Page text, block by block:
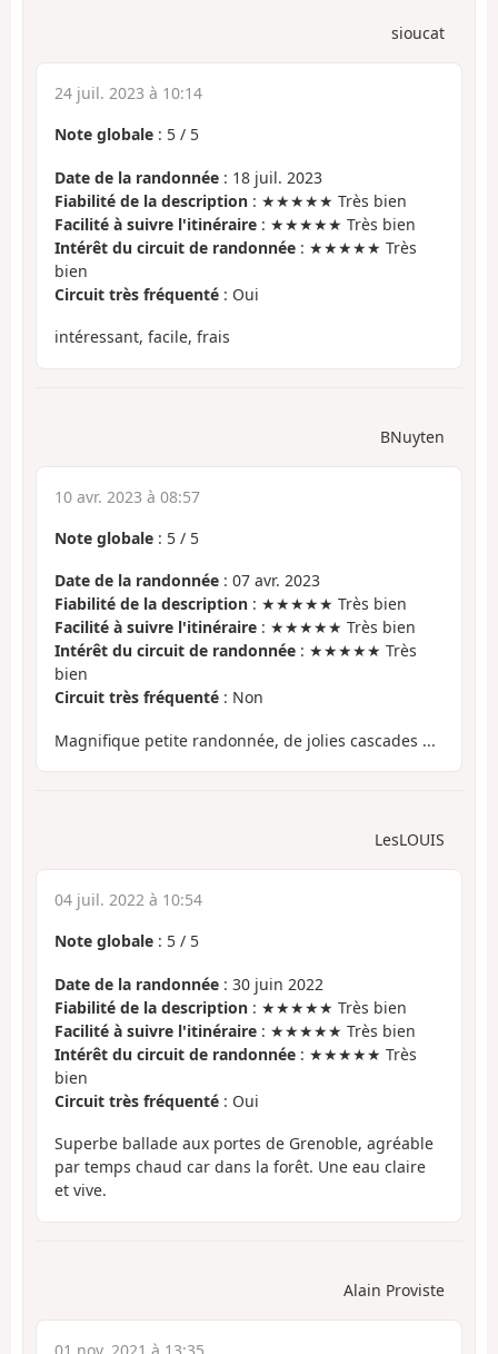
sioucat
24 juil. 2023 à 10:14
Note globale : 5 / 5
Date de la randonnée : 18 juil. 2023
Fiabilité de la description : ★★★★★ Très bien
Facilité à suivre l'itinéraire : ★★★★★ Très bien
Intérêt du circuit de randonnée : ★★★★★ Très
bien
Circuit très fréquenté : Oui
intéressant, facile, frais
BNuyten
10 avr. 2023 à 08:57
Note globale : 5 / 5
Date de la randonnée : 07 avr. 2023
Fiabilité de la description : ★★★★★ Très bien
Facilité à suivre l'itinéraire : ★★★★★ Très bien
Intérêt du circuit de randonnée : ★★★★★ Très
bien
Circuit très fréquenté : Non
Magnifique petite randonnée, de jolies cascades ...
LesLOUIS
04 juil. 2022 à 10:54
Note globale : 5 / 5
Date de la randonnée : 30 juin 2022
Fiabilité de la description : ★★★★★ Très bien
Facilité à suivre l'itinéraire : ★★★★★ Très bien
Intérêt du circuit de randonnée : ★★★★★ Très
bien
Circuit très fréquenté : Oui
Superbe ballade aux portes de Grenoble, agréable
par temps chaud car dans la forêt. Une eau claire
et vive.
Alain Proviste